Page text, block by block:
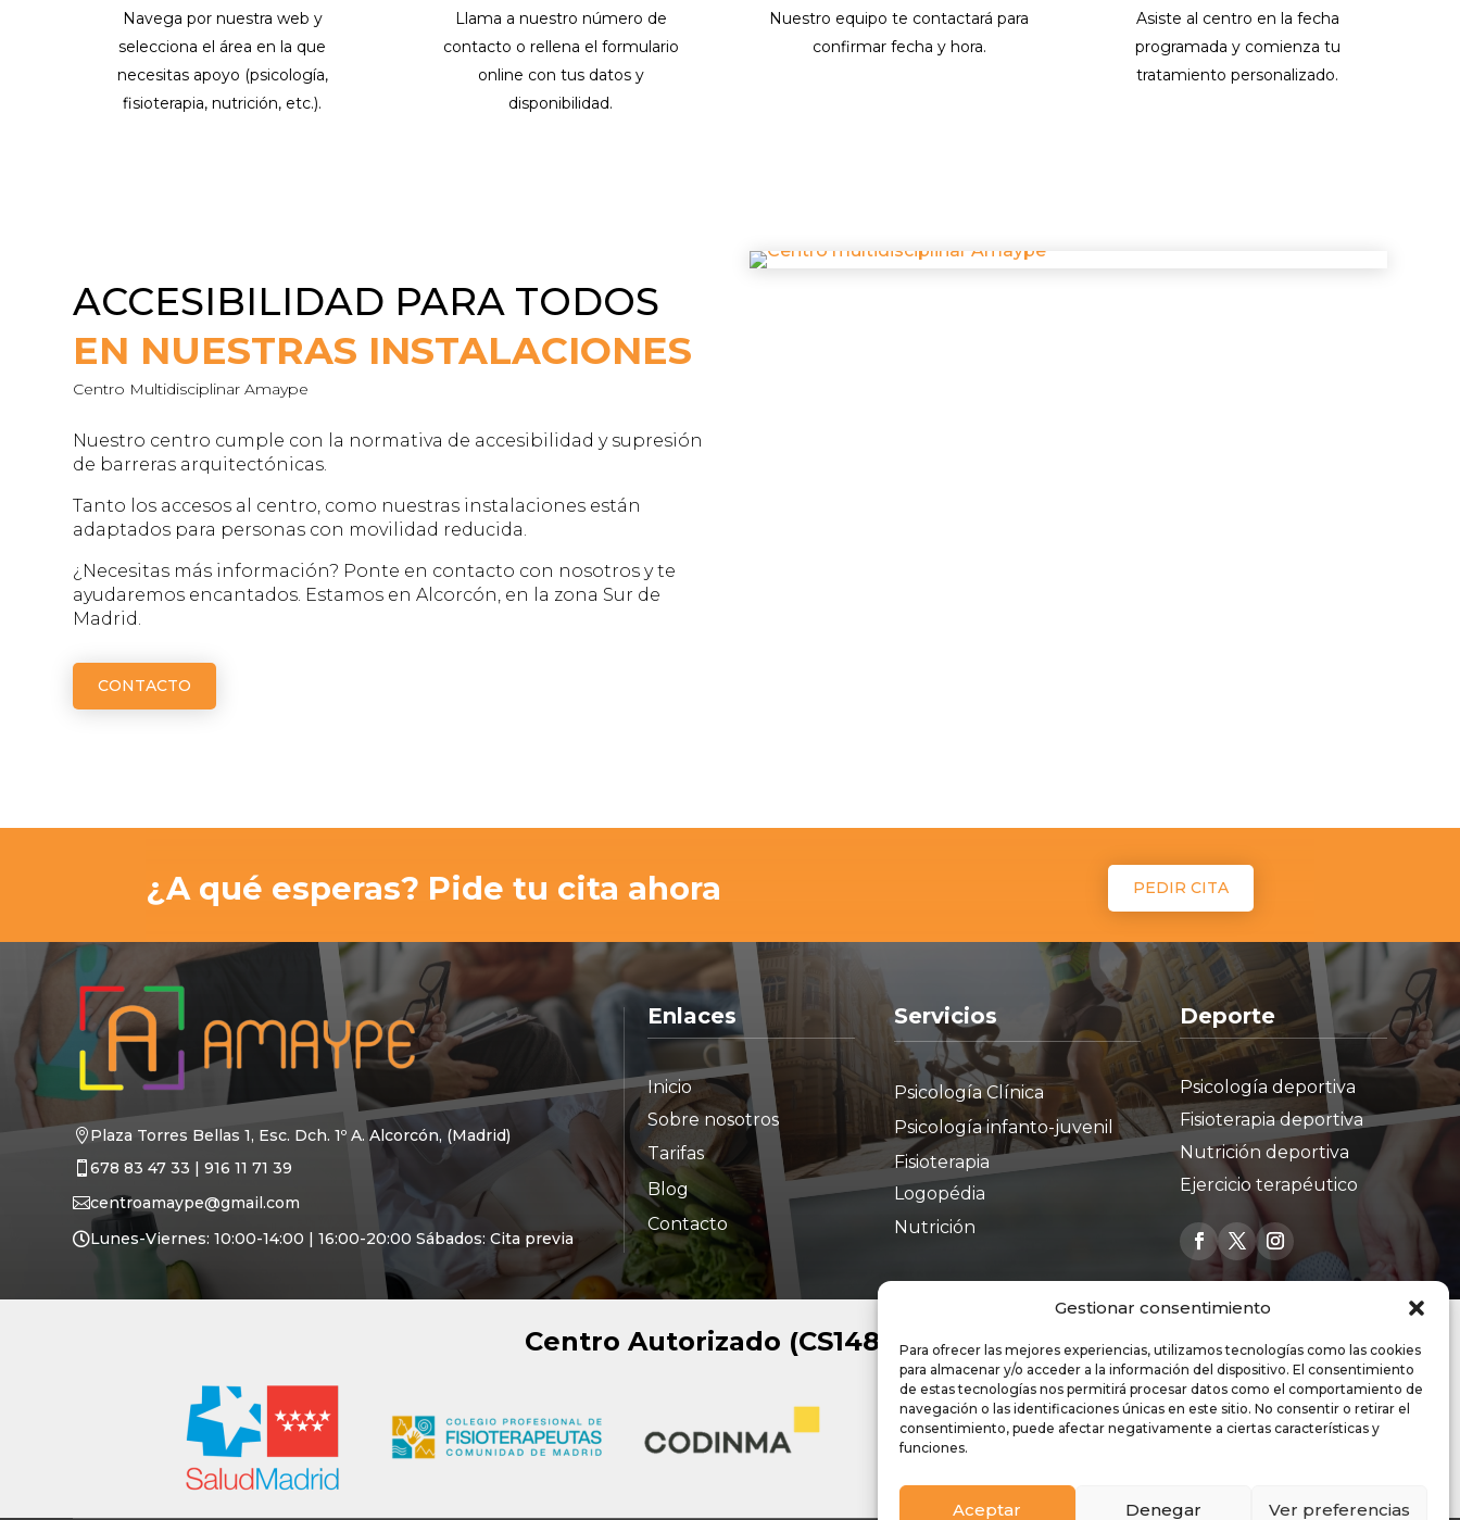
Gestionar consentimiento
Para ofrecer las mejores experiencias, utilizamos tecnologías como las cookies
para almacenar y/o acceder a la información del dispositivo. El consentimiento
de estas tecnologías nos permitirá procesar datos como el comportamiento de
navegación o las identificaciones únicas en este sitio. No consentir o retirar el
consentimiento, puede afectar negativamente a ciertas características y
funciones.
Aceptar Denegar Ver preferencias
Navega por nuestra web y
selecciona el área en la que
necesitas apoyo (psicología,
fisioterapia, nutrición, etc.).
Llama a nuestro número de
contacto o rellena el formulario
online con tus datos y
disponibilidad.
Nuestro equipo te contactará para
confirmar fecha y hora.
Asiste al centro en la fecha
programada y comienza tu
tratamiento personalizado.
ACCESIBILIDAD PARA TODOS
EN NUESTRAS INSTALACIONES
Centro Multidisciplinar Amaype
Nuestro centro cumple con la normativa de accesibilidad y supresión
de barreras arquitectónicas.
Tanto los accesos al centro, como nuestras instalaciones están
adaptados para personas con movilidad reducida.
¿Necesitas más información? Ponte en contacto con nosotros y te
ayudaremos encantados. Estamos en Alcorcón, en la zona Sur de
Madrid.
CONTACTO
¿A qué esperas? Pide tu cita ahora PEDIR CITA
Plaza Torres Bellas 1, Esc. Dch. 1º A.Alcorcón, (Madrid)
678 83 47 33 |916 11 71 39
centroamaype@gmail.com
Lunes-Viernes: 10:00-14:00 | 16:00-20:00 Sábados: Cita previa
Enlaces
Inicio
Sobre nosotros
Tarifas
Blog
Contacto
Servicios
Psicología Clínica
Psicología infanto-juvenil
Fisioterapia
Logopédia
Nutrición
Deporte
Psicología deportiva
Fisioterapia deportiva
Nutrición deportiva
Ejercicio terapéutico
Centro Autorizado (CS148001)